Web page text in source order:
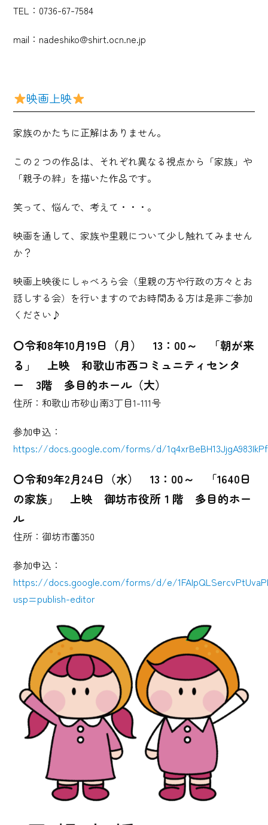
TEL：0736-67-7584
mail：nadeshiko@shirt.ocn.ne.jp
映画上映
家族のかたちに正解はありません。
この２つの作品は、それぞれ異なる視点から「家族」や
「親子の絆」を描いた作品です。
笑って、悩んで、考えて・・・。
映画を通して、家族や里親について少し触れてみません
か？
映画上映後にしゃべろら会（里親の方や行政の方々とお
話しする会）を行いますのでお時間ある方は是非ご参加
ください♪
〇令和8年10月19日（月） 13：00～ 「朝が来
る」 上映 和歌山市西コミュニティセンタ
ー 3階 多目的ホール（大）
住所：和歌山市砂山南3丁目1-111号
参加申込：
https://docs.google.com/forms/d/
〇令和9年2月24日（水） 13：00～ 「1640日
の家族」 上映 御坊市役所１階 多目的ホー
ル
住所：御坊市薗350
参加申込：
https://docs.google.com/forms/d/e/
usp=publish-editor